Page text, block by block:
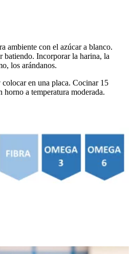
ambiente con el azúcar a blanco.
batiendo. Incorporar la harina, la
los arándanos.
en una placa. Cocinar 15
horno a temperatura moderada.